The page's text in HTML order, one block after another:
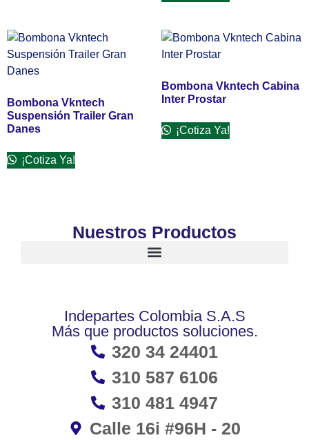
Bombona Vkntech
Suspensión Trailer Gran
Danes
¡Cotiza Ya!
Bombona Vkntech Cabina
Inter Prostar
¡Cotiza Ya!
Nuestros Productos
Indepartes Colombia S.A.S
Más que productos soluciones.
320 34 24401
310 587 6106
310 481 4947
Calle 16i #96H - 20